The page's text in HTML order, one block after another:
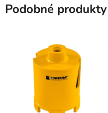
Podobné produkty